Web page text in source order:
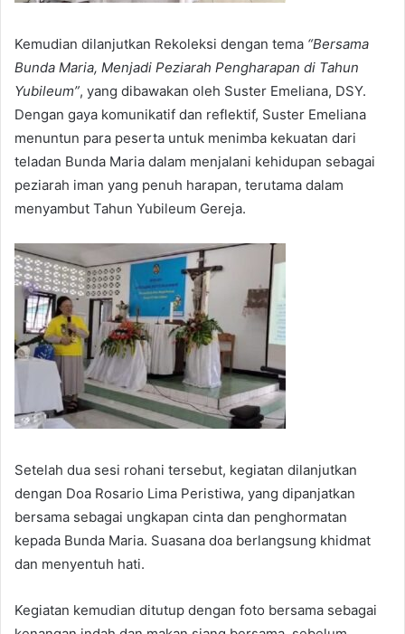
Kemudian dilanjutkan Rekoleksi dengan tema “Bersama
Bunda Maria, Menjadi Peziarah Pengharapan di Tahun
Yubileum”, yang dibawakan oleh Suster Emeliana, DSY.
Dengan gaya komunikatif dan reflektif, Suster Emeliana
menuntun para peserta untuk menimba kekuatan dari
teladan Bunda Maria dalam menjalani kehidupan sebagai
peziarah iman yang penuh harapan, terutama dalam
menyambut Tahun Yubileum Gereja.
Setelah dua sesi rohani tersebut, kegiatan dilanjutkan
dengan Doa Rosario Lima Peristiwa, yang dipanjatkan
bersama sebagai ungkapan cinta dan penghormatan
kepada Bunda Maria. Suasana doa berlangsung khidmat
dan menyentuh hati.
Kegiatan kemudian ditutup dengan foto bersama sebagai